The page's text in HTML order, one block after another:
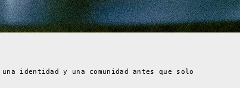
identidad y una comunidad antes que solo